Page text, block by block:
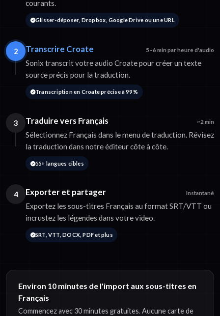
courants.
Glisser-déposer, Dropbox, Google Drive ou une URL
2 Transcrire Croate 5–6 min par heure d'audio
Sonix transcrit votre audio Croate pour créer un texte
source précis pour la traduction.
Transcription en Croate précise à 99 %
3 Traduire vers Français ~2 min
Sélectionnez Français dans le menu de traduction. Révisez
la traduction dans notre éditeur côte à côte.
55+ langues cibles
4 Exporter et partager Instantané
Exportez les sous-titres Français au format SRT/VTT ou
incrustez les légendes dans votre video.
SRT, VTT, DOCX, PDF et plus
Environ 10 minutes de l'import aux sous-titres en
Français
Commencez avec 30 minutes gratuites. Aucune carte de